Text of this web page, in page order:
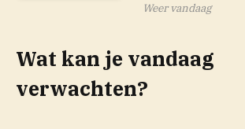
Weer vandaag
Wat kan je vandaag
verwachten?